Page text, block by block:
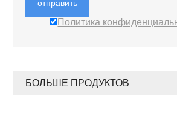
отправить
Политика
БОЛЬШЕ ПРОДУКТОВ